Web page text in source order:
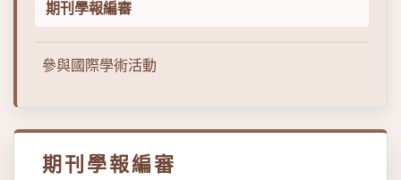
期刊學報編審
參與國際學術活動
期刊學報編審